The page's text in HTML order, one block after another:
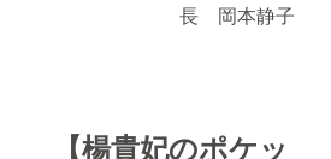
長 岡本静子
【楊貴妃のポケッ